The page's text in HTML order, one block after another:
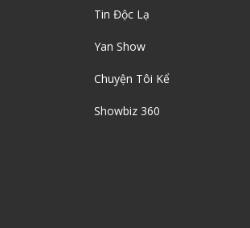
Tin Độc Lạ
Yan Show
Chuyện Tôi Kể
Showbiz 360